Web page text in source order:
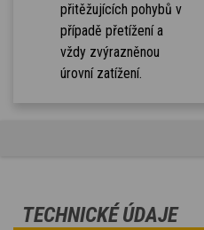
přitěžujících pohybů v
případě přetížení a
vždy zvýrazněnou
úrovní zatížení.
TECHNICKÉ ÚDAJE